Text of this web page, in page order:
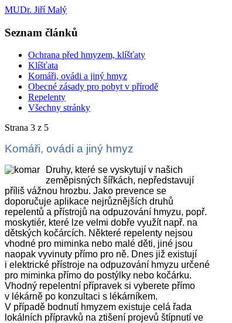
MUDr. Jiří Malý
Seznam článků
Ochrana před hmyzem, klíšťaty
Klíšťata
Komáři, ovádi a jiný hmyz
Obecné zásady pro pobyt v přírodě
Repelenty
Všechny stránky
Strana 3 z 5
Komáři, ovádi a jiný hmyz
Druhy, které se vyskytují v našich
zeměpisných šířkách, nepředstavují
příliš vážnou hrozbu. Jako prevence se
doporučuje aplikace nejrůznějších druhů
repelentů a přístrojů na odpuzování hmyzu, popř.
moskytiér, které lze velmi dobře využít např. na
dětských kočárcích. Některé repelenty nejsou
vhodné pro miminka nebo malé děti, jiné jsou
naopak vyvinuty přímo pro ně. Dnes již existují
i elektrické přístroje na odpuzování hmyzu určené
pro miminka přímo do postýlky nebo kočárku.
Vhodný repelentní přípravek si vyberete přímo
v lékárně po konzultaci s lékárníkem.
V případě bodnutí hmyzem existuje celá řada
lokálních přípravků na ztišení projevů štípnutí ve